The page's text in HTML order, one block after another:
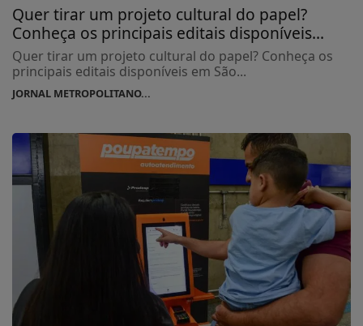
Quer tirar um projeto cultural do papel?
Conheça os principais editais disponíveis...
Quer tirar um projeto cultural do papel? Conheça os
principais editais disponíveis em São...
JORNAL METROPOLITANO...